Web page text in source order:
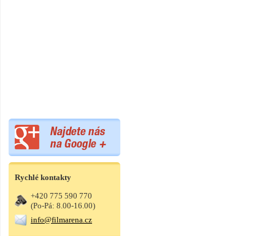
Rychlé kontakty
+420 775 590 770
(Po-Pá: 8.00-16.00)
info@filmarena.cz